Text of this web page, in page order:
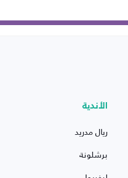
الأندية
ريال مدريد
برشلونة